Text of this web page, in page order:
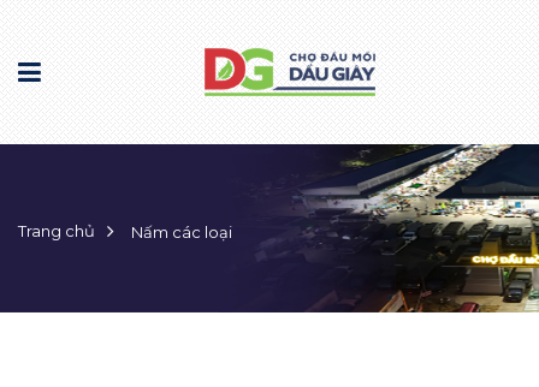
Trang chủ Nấm các loại